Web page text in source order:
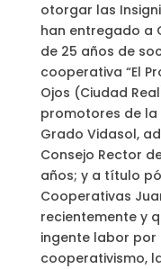
otorgar las
han entregado a
de 25 años de
cooperativa “El
Ojos (Ciudad
promotores de
Grado Vidasol,
Consejo Rector
años; y a título
Cooperativas
recientemente y
ingente labor por
cooperativismo,